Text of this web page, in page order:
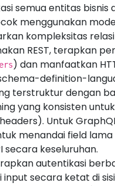
semua entitas bisnis
menggunakan
kompleksitas
REST, terapkan
) dan manfaatkan
definition-
terstruktur dengan
yang konsisten
Untuk
menandai field
keseluruhan.
autentikasi
input secara ketat di